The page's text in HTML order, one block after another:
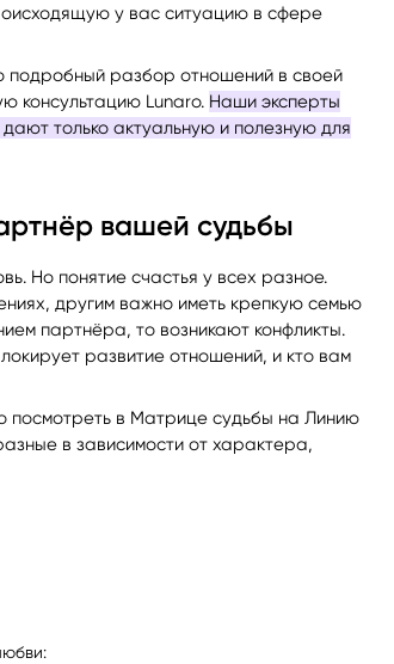
у вас ситуацию в сфере
подробный разбор отношений в своей
консультацию Lunaro. Наши эксперты
только актуальную и полезную для
вашей судьбы
Но понятие счастья у всех разное.
другим важно иметь крепкую семью
партнёра, то возникают конфликты.
развитие отношений, и кто вам
посмотреть в Матрице судьбы на Линию
в зависимости от характера,